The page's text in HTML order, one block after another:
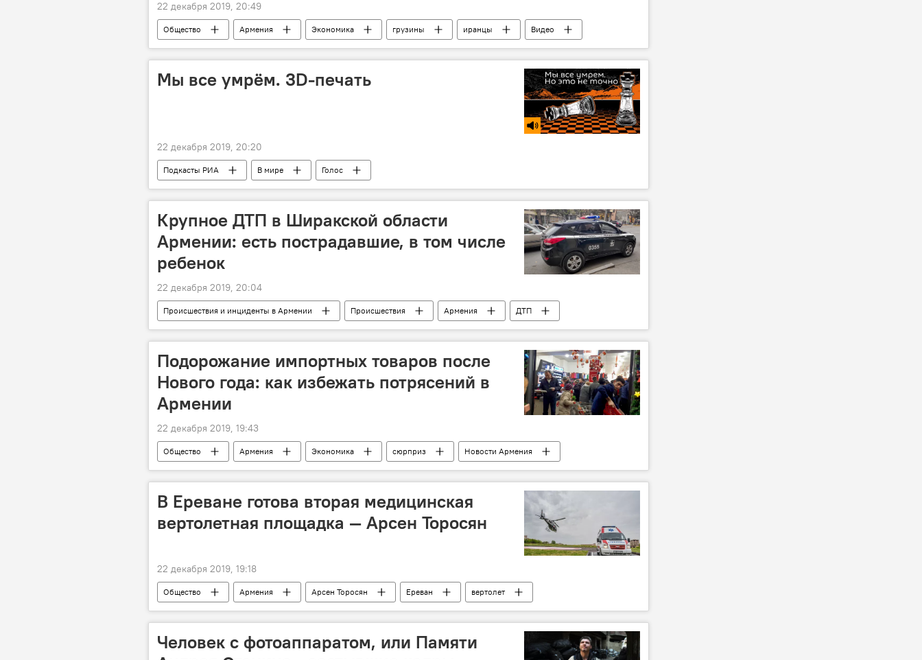
22 декабря 2019, 20:49
Общество Армения Экономика грузины иранцы
Видео
Мультимедиа
Видеоклуб Новый год рынок
Мы все умрём. 3D-печать
22 декабря 2019, 20:20
Подкасты РИА В мире Голос
Крупное ДТП в Ширакской области
Армении: есть пострадавшие, в том числе
ребенок
22 декабря 2019, 20:04
Происшествия и инциденты в Армении Происшествия Армения ДТП
Подорожание импортных товаров после
Нового года: как избежать потрясений в
Армении
22 декабря 2019, 19:43
Общество Армения Экономика сюрприз
Новости Армения
Новый год
праздник рост цен
В Ереване готова вторая медицинская
вертолетная площадка — Арсен Торосян
22 декабря 2019, 19:18
Общество Армения Арсен Торосян Ереван вертолет
Человек с фотоаппаратом, или Памяти